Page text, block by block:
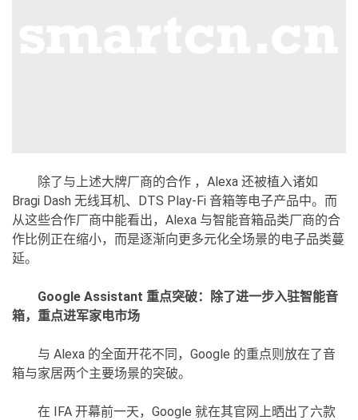
除了与上述大牌厂商的合作 ，Alexa 还被植入诸如
Bragi Dash 无线耳机、DTS Play-Fi 音箱等电子产品中。而
从这些合作厂商中能看出，Alexa 与智能音箱品类厂商的合
作比例正在缩小，而是逐渐向更多元化全场景的电子品类蔓
延。
Google Assistant 重点突破：除了进一步入驻智能音
箱，重点进军家电市场
与 Alexa 的全面开花不同，Google 的重点则放在了音
箱与家居两个主要场景的突破。
在 IFA 开幕前一天，Google 就在其官网上晒出了六款